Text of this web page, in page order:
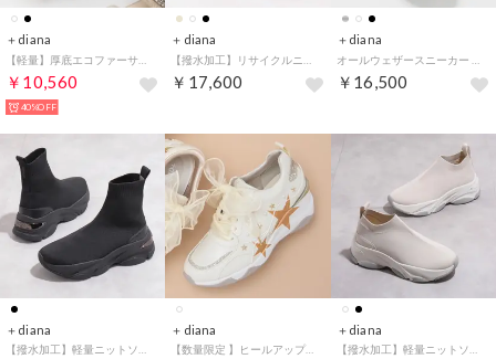
＋diana
￥10,560
40%OFF
＋diana
￥17,600
＋diana
￥16,500
＋diana ＋diana ＋diana